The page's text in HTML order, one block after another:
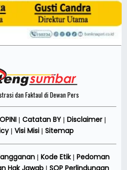
dan Faktaul di Dewan Pers
OPINI| Catatan BY| Disclaimer|
| Visi Misi | Sitemap
| Kode Etik| Pedoman
Hak Jawab| SOP Perlindungan